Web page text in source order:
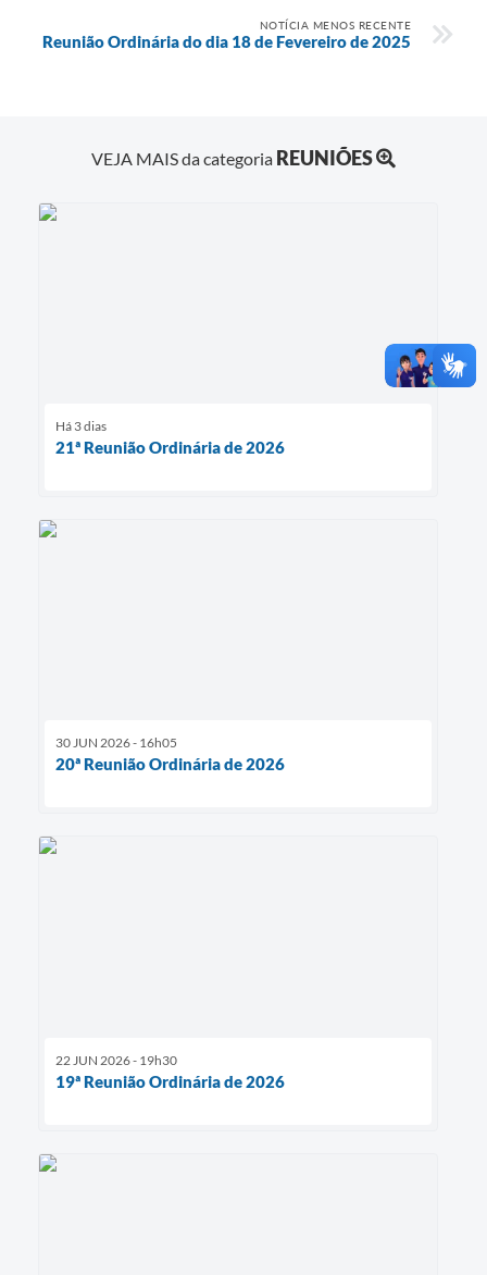
NOTÍCIA MENOS RECENTE
Reunião Ordinária do dia 18 de Fevereiro de 2025
VEJA MAIS da categoria REUNIÕES
Há 3 dias
21ª Reunião Ordinária de 2026
30 JUN 2026 - 16h05
20ª Reunião Ordinária de 2026
22 JUN 2026 - 19h30
19ª Reunião Ordinária de 2026